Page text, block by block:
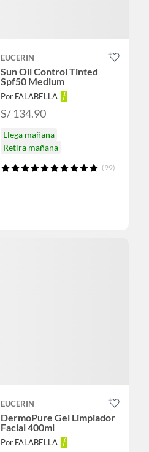
EUCERIN
Sun Oil Control Tinted
Spf50 Medium
Por FALABELLA
S/ 134.90
Llega mañana
Retira mañana
(99)
EUCERIN
DermoPure Gel Limpiador
Facial 400ml
Por FALABELLA